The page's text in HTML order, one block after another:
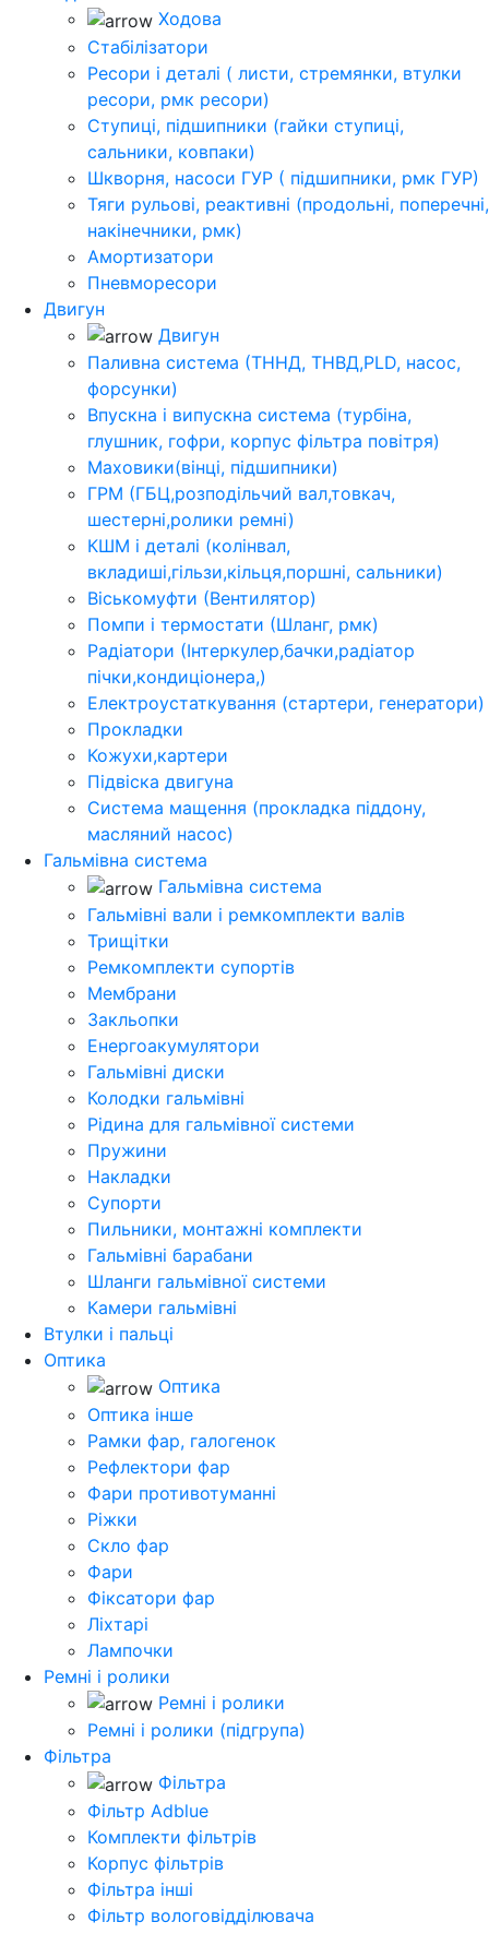
Ходова
Стабілізатори
Ресори і деталі ( листи, стремянки, втулки
ресори, рмк ресори)
Ступиці, підшипники (гайки ступиці,
сальники, ковпаки)
Шкворня, насоси ГУР ( підшипники, рмк ГУР)
Тяги рульові, реактивні (продольні, поперечні,
накінечники, рмк)
Амортизатори
Пневморесори
Двигун
Двигун
Паливна система (ТННД, ТНВД,PLD, насос,
форсунки)
Впускна і випускна система (турбіна,
глушник, гофри, корпус фільтра повітря)
Маховики(вінці, підшипники)
ГРМ (ГБЦ,розподільчий вал,товкач,
шестерні,ролики ремні)
КШМ і деталі (колінвал,
вкладиші,гільзи,кільця,поршні, сальники)
Віськомуфти (Вентилятор)
Помпи і термостати (Шланг, рмк)
Радіатори (Інтеркулер,бачки,радіатор
пічки,кондиціонера,)
Електроустаткування (стартери, генератори)
Прокладки
Кожухи,картери
Підвіска двигуна
Система мащення (прокладка піддону,
масляний насос)
Гальмівна система
Гальмівна система
Гальмівні вали і ремкомплекти валів
Трищітки
Ремкомплекти супортів
Мембрани
Закльопки
Енергоакумулятори
Гальмівні диски
Колодки гальмівні
Рідина для гальмівної системи
Пружини
Накладки
Супорти
Пильники, монтажні комплекти
Гальмівні барабани
Шланги гальмівної системи
Камери гальмівні
Втулки і пальці
Оптика
Оптика
Оптика інше
Рамки фар, галогенок
Рефлектори фар
Фари противотуманні
Ріжки
Скло фар
Фари
Фіксатори фар
Ліхтарі
Лампочки
Ремні і ролики
Ремні і ролики
Ремні і ролики (підгрупа)
Фільтра
Фільтра
Фільтр Adblue
Комплекти фільтрів
Корпус фільтрів
Фільтра інші
Фільтр вологовідділювача